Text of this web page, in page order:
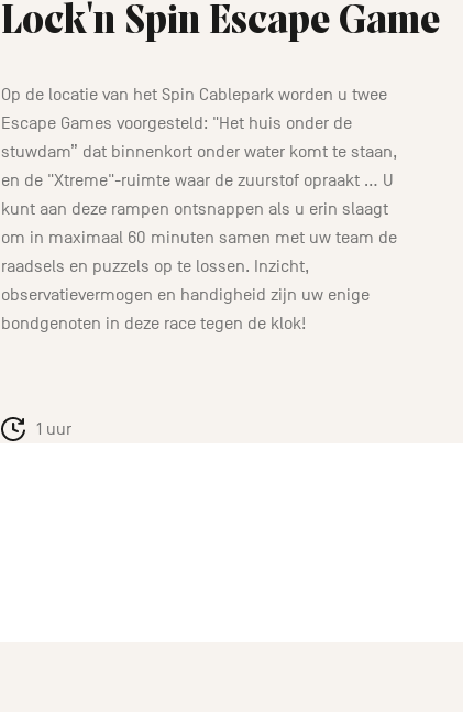
Lock'n Spin Escape Game
Op de locatie van het Spin Cablepark worden u twee
Escape Games voorgesteld: "Het huis onder de
stuwdam” dat binnenkort onder water komt te staan,
en de "Xtreme"-ruimte waar de zuurstof opraakt ... U
kunt aan deze rampen ontsnappen als u erin slaagt
om in maximaal 60 minuten samen met uw team de
raadsels en puzzels op te lossen. Inzicht,
observatievermogen en handigheid zijn uw enige
bondgenoten in deze race tegen de klok!
1 uur